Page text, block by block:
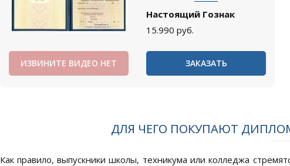
Настоящий Гознак
15.990 руб.
ИЗВИНИТЕ ВИДЕО НЕТ ЗАКАЗАТЬ
ДЛЯ ЧЕГО ПОКУПАЮТ
Как правило, выпускники школы, техникума или колледжа